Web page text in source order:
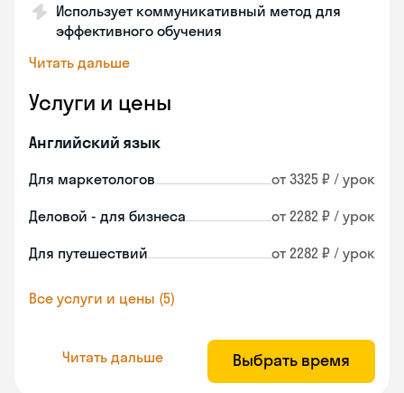
Использует коммуникативный метод для
эффективного обучения
Читать дальше
Услуги и цены
Английский язык
Для маркетологов от 3325 ₽ / урок
Деловой - для бизнеса от 2282 ₽ / урок
Для путешествий от 2282 ₽ / урок
Все услуги и цены (5)
Читать дальше Выбрать время